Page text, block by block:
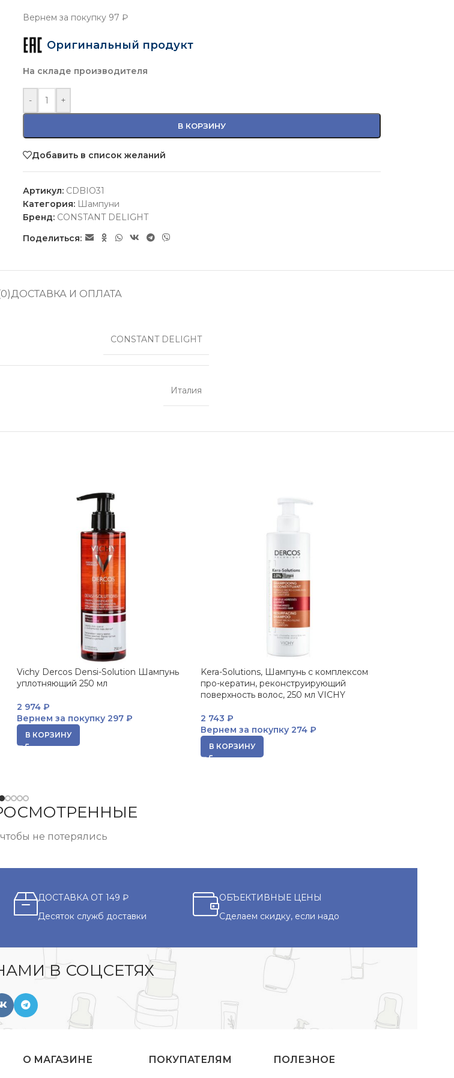
Вернем за покупку97 ₽
Оригинальный продукт
На складе производителя
- +
В КОРЗИНУ
Добавить в список желаний
Артикул: CDBIO31
Категория: Шампуни
Бренд: CONSTANT DELIGHT
Поделиться:
ДОСТАВКА И ОПЛАТА
CONSTANT DELIGHT
Италия
Vichy Dercos Densi-Solution Шампунь
уплотняющий 250 мл
2 974 ₽
Вернем за покупку 297 ₽
В КОРЗИНУ
Kera-Solutions, Шампунь с комплексом
про-кератин, реконструирующий
поверхность волос, 250 мл VICHY
2 743 ₽
Вернем за покупку274 ₽
В КОРЗИНУ
не потерялись
ДОСТАВКА ОТ 149 ₽
Десяток служб доставки
ОБЪЕКТИВНЫЕ ЦЕНЫ
Сделаем скидку, если надо
В СОЦСЕТЯХ
О МАГАЗИНЕ ПОКУПАТЕЛЯМ ПОЛЕЗНОЕ